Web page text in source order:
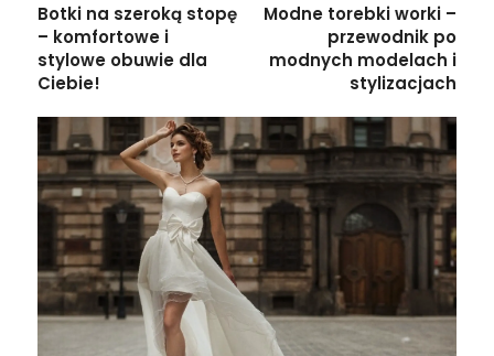
Botki na szeroką stopę
– komfortowe i
stylowe obuwie dla
Ciebie!
Modne torebki worki –
przewodnik po
modnych modelach i
stylizacjach